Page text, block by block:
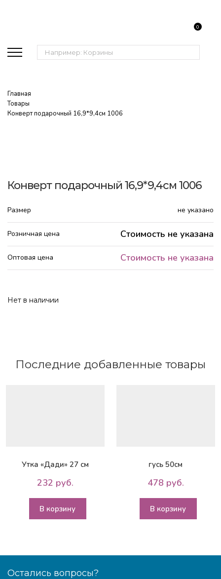
Поиск:
0
Главная
Товары
Конверт подарочный 16,9*9,4см 1006
Конверт подарочный 16,9*9,4см 1006
Размер не указано
Розничная цена Стоимость не указана
Оптовая цена Стоимость не указана
Нет в наличии
Последние добавленные товары
Утка «Дади» 27 см
232 руб.
В корзину
гусь 50см
478 руб.
В корзину
Остались вопросы?